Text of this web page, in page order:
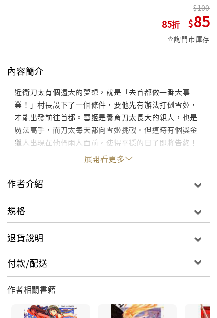
85
100
85
查詢門市庫存
內容簡介
近衛刀太有個遠大的夢想，就是「去首都做一番大事
業！」村長設下了一個條件，要他先有辦法打倒雪姬，
才能出發前往首都。雪姬是養育刀太長大的親人，也是
魔法高手，而刀太每天都向雪姬挑戰。但這時有個獎金
獵人出現在他們兩人面前，使得平穩的日子即將告終！
展開看更多
作者介紹
規格
退貨說明
付款/配送
作者相關書籍